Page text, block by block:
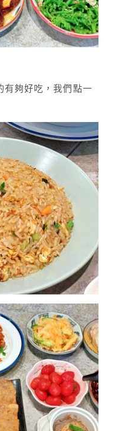
有夠好吃，我們點一